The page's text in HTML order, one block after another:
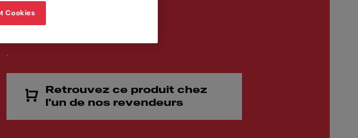
.
Retrouvez ce produit chez
l'un de nos revendeurs
Cookies